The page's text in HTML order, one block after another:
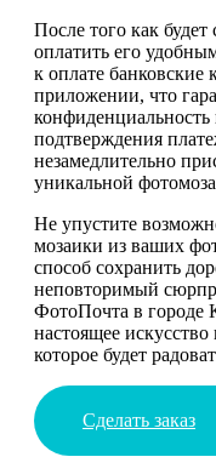
После того как
оплатить его
к оплате банковские
приложении, что
подтверждения
незамедлительно
уникальной
Не упустите
мозаики из ваших
способ сохранить
неповторимый
ФотоПочта в городе
настоящее
которое будет
Сделать заказ